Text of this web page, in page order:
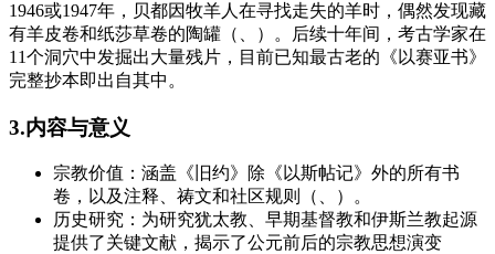
1946或1947年，贝都因牧羊人在寻找走失的羊时，偶然发现藏
有羊皮卷和纸莎草卷的陶罐（、）。后续十年间，考古学家在
11个洞穴中发掘出大量残片，目前已知最古老的《以赛亚书》
完整抄本即出自其中。
3.内容与意义
宗教价值：涵盖《旧约》除《以斯帖记》外的所有书
卷，以及注释、祷文和社区规则（、）。
历史研究：为研究犹太教、早期基督教和伊斯兰教起源
提供了关键文献，揭示了公元前后的宗教思想演变